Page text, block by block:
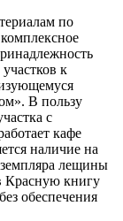
по
к
В пользу
с
кафе
наличие на
лещины
Красную книгу
обеспечения